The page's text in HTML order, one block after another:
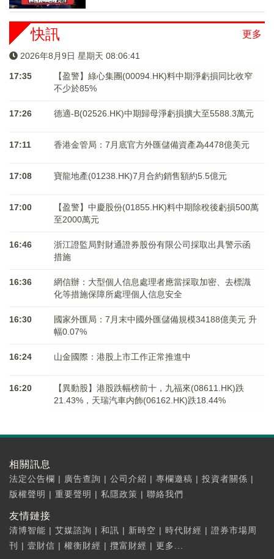
更多
快訊
2026年8月9日 星期天 08:06:41
17:35
【盈警】綠心集團(00094.HK)料中期淨虧損同比收窄
不少於85%
17:26 德適-B(02526.HK)中期歸母淨虧損擴大至5588.3萬元
17:11 香港金管局：7月底官方外匯儲備資產為4478億美元
17:08 寶龍地產(01238.HK)7月合約銷售額約5.5億元
17:00
【盈警】中慶股份(01855.HK)料中期除稅後虧損500萬
至2000萬元
16:46
浙江證監局對財通證券股份有限公司採取出具警示函
措施
16:36
網信辦：大型個人信息處理者應當採取加密、去標識
化等措施保障所處理個人信息安全
16:30
國家外匯局：7月末中國外匯儲備規模34188億美元 升
幅0.07%
16:24 山金國際：港股上市工作正常推進中
16:20
【異動股】港股跌幅榜前十，九福來(08611.HK)跌
21.43%，天瑞汽車内飾(06162.HK)跌18.44%
相關訊息
法定公告欄 | 廣告查詢 | 公司介紹 | 專欄邀稿 | 投資者關係 |
版權聲明 | 重要聲明 | 私隱政策 | 聯絡我們
友情鏈接
清博智能 | 艾媒諮詢 | 和訊 | 新時空 | 時代財經 | 證券市場周
刊
| 壹財信 | 權衡財經 | 攬富財經 | 更多...